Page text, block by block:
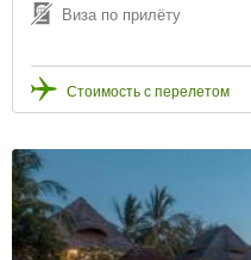
Виза по прилёту
Стоимость с перелетом